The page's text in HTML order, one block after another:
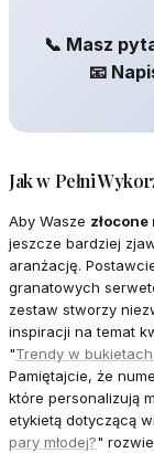
📞 Masz
📧
Jak w Pełni
Aby Wasze
jeszcze bardziej
aranżację.
granatowych
zestaw stworzy
inspiracji na temat
"Trendy w
Pamiętajcie, że
które personalizują
etykietą dotyczącą
pary młodej?"